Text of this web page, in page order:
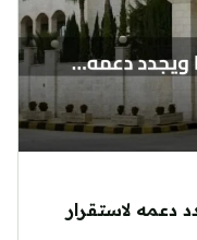
دعمه لاستقرار